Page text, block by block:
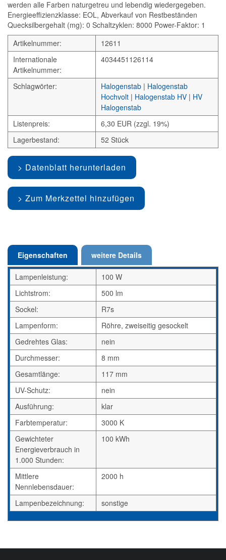
werden alle Farben naturgetreu und lebendig wiedergegeben.
Energieeffizienzklasse: EOL, Abverkauf von Restbeständen
Quecksilbergehalt (mg): 0 Schaltzyklen: 8000 Power-Faktor: 1
Artikelnummer:
12611
Internationale
Artikelnummer:
4034451126114
Schlagwörter: Halogenstab | Halogenstab
Hochvolt | Halogenstab HV | HV
Halogenstab
Listenpreis:
6,30 EUR (zzgl. 19%)
Lagerbestand:
52 Stück
Datenblatt herunterladen
Zum Merkzettel hinzufügen
Eigenschaften weitere Details
Lampenleistung:
100 W
Lichtstrom:
500 lm
Sockel:
R7s
Lampenform:
Röhre, zweiseitig gesockelt
Gedrehtes Glas:
nein
Durchmesser:
8 mm
Gesamtlänge:
117 mm
UV-Schutz:
nein
Ausführung:
klar
Farbtemperatur:
3000 K
Gewichteter
Energieverbrauch in
1.000 Stunden:
100 kWh
Mittlere
Nennlebensdauer:
2000 h
Lampenbezeichnung: sonstige